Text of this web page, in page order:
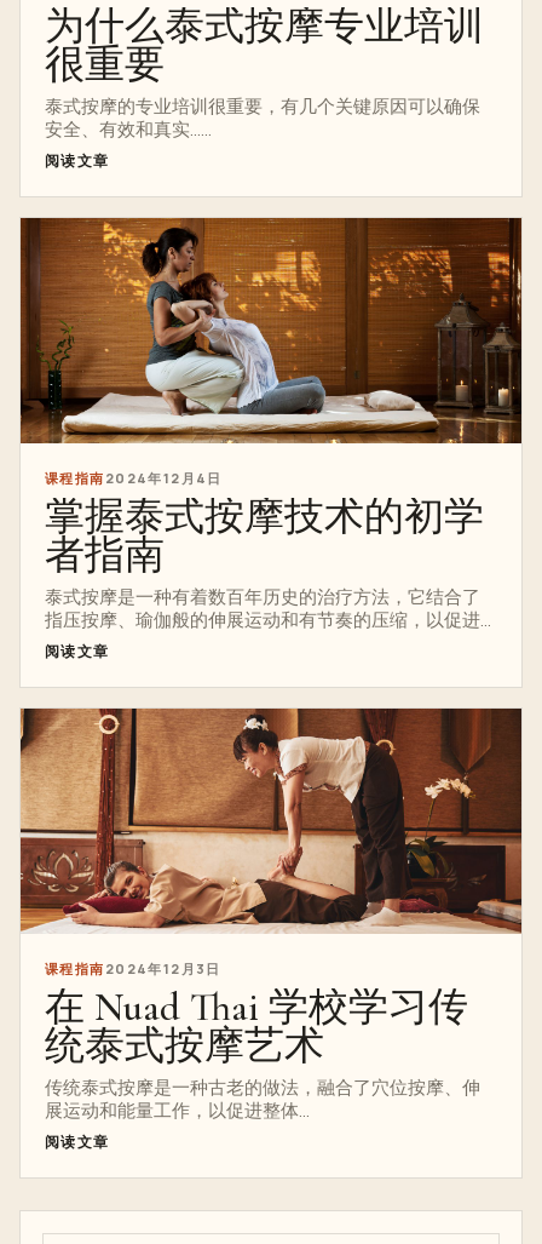
为什么泰式按摩专业培训
很重要
泰式按摩的专业培训很重要，有几个关键原因可以确保
安全、有效和真实......
阅读文章
课程指南 2024年12月4日
掌握泰式按摩技术的初学
者指南
泰式按摩是一种有着数百年历史的治疗方法，它结合了
指压按摩、瑜伽般的伸展运动和有节奏的压缩，以促进...
阅读文章
课程指南 2024年12月3日
在 Nuad Thai 学校学习传
统泰式按摩艺术
传统泰式按摩是一种古老的做法，融合了穴位按摩、伸
展运动和能量工作，以促进整体...
阅读文章